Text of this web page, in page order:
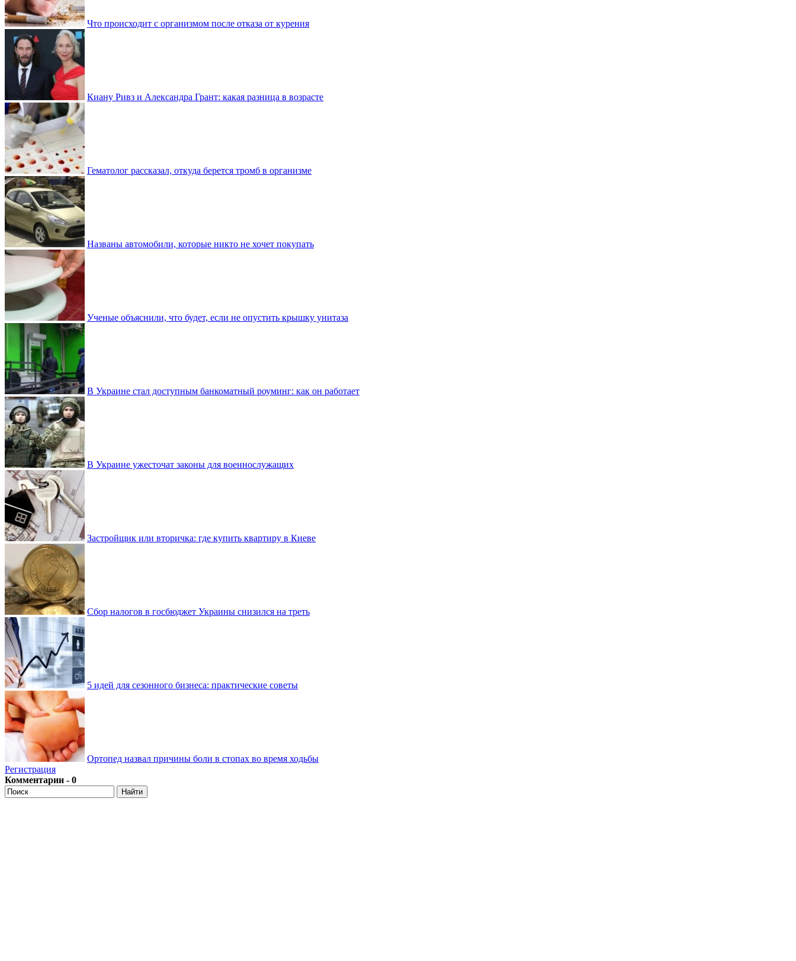
Что происходит с организмом после отказа от курения
Киану Ривз и Александра Грант: какая разница в возрасте
Гематолог рассказал, откуда берется тромб в организме
Названы автомобили, которые никто не хочет покупать
Ученые объяснили, что будет, если не опустить крышку унитаза
В Украине стал доступным банкоматный роуминг: как он работает
В Украине ужесточат законы для военнослужащих
Застройщик или вторичка: где купить квартиру в Киеве
Сбор налогов в госбюджет Украины снизился на треть
5 идей для сезонного бизнеса: практические советы
Ортопед назвал причины боли в стопах во время ходьбы
Регистрация
Комментарии - 0